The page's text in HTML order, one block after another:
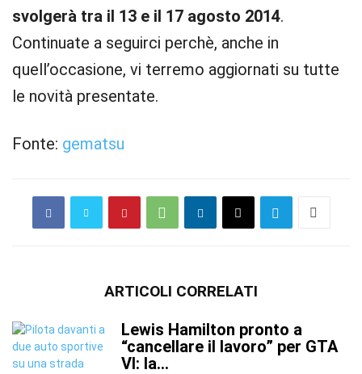
svolgerà tra il 13 e il 17 agosto 2014.
Continuate a seguirci perchè, anche in
quell’occasione, vi terremo aggiornati su tutte
le novità presentate.
Fonte: gematsu
ARTICOLI CORRELATI
Lewis Hamilton pronto a
“cancellare il lavoro” per GTA
VI: la...